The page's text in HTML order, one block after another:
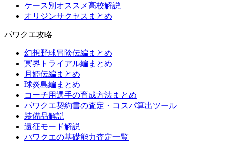
ケース別オススメ高校解説
オリジンサクセスまとめ
パワクエ攻略
幻想野球冒険伝編まとめ
冥界トライアル編まとめ
月姫伝編まとめ
球炎島編まとめ
コーチ用選手の育成方法まとめ
パワクエ契約書の査定・コスパ算出ツール
装備品解説
遠征モード解説
パワクエの基礎能力査定一覧